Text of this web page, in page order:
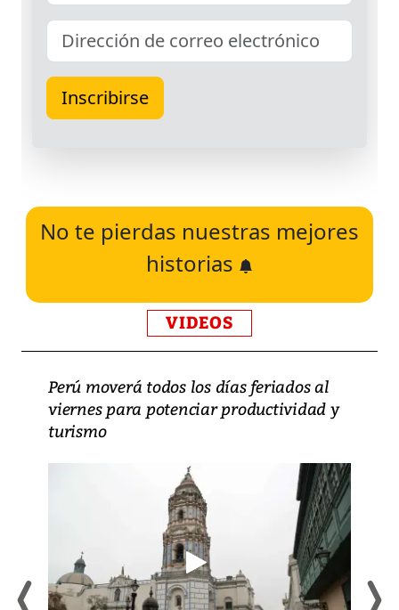
No te pierdas nuestras mejores
historias
VIDEOS
Perú moverá todos los días feriados al
viernes para potenciar productividad y
turismo